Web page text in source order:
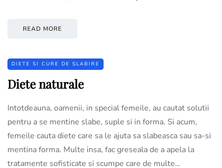
READ MORE
DIETE SI CURE DE SLABIRE
Diete naturale
Intotdeauna, oamenii, in special femeile, au cautat solutii
pentru a se mentine slabe, suple si in forma. Si acum,
femeile cauta diete care sa le ajuta sa slabeasca sau sa-si
mentina forma. Multe insa, fac greseala de a apela la
tratamente sofisticate si scumpe care de multe…